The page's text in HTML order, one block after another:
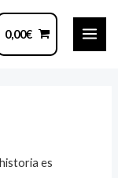
0,00€
es